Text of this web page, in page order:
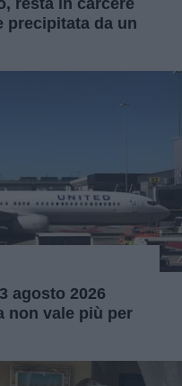
precipitata da un
agosto 2026
non vale più per